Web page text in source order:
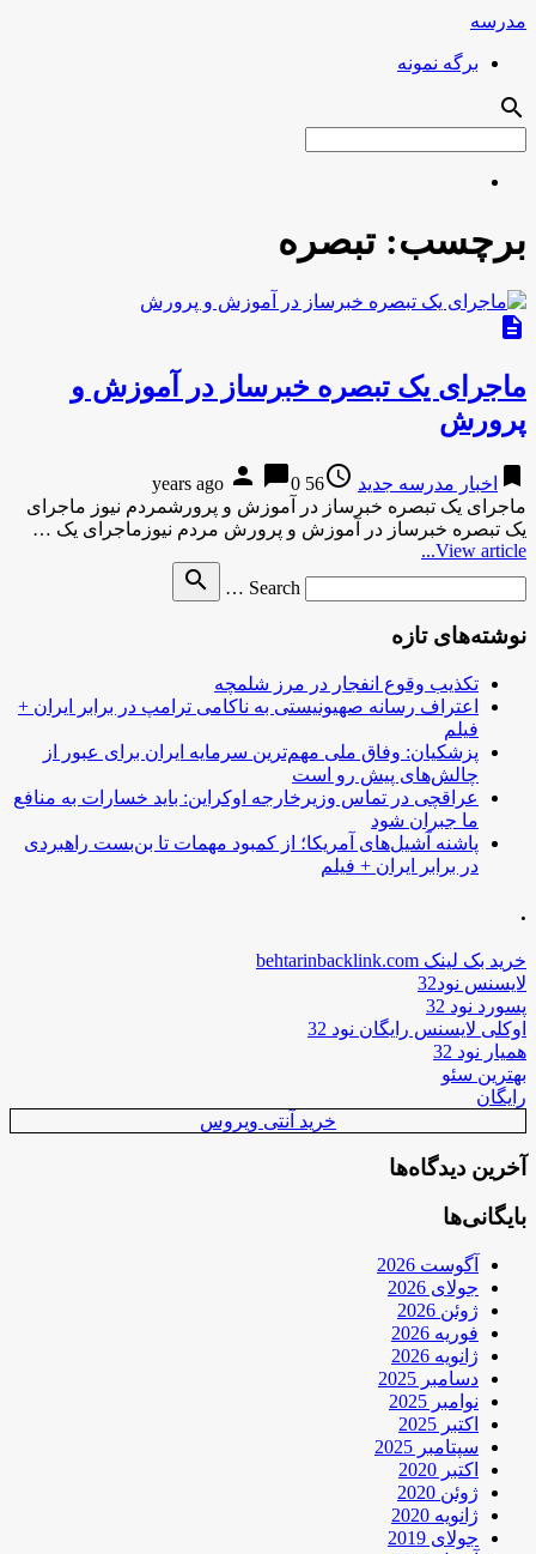
مدرسه
برگه نمونه
search
برچسب:تبصره
description
ماجرای یک تبصره خبرساز در آموزش و
پرورش
bookmark اخبار مدرسه جدید access_time
56 years ago
person chat_bubble0
ماجرای یک تبصره خبرساز در آموزش و پرورشمردم نیوز ماجرای
یک تبصره خبرساز در آموزش و پرورش مردم نیوزماجرای یک …
View article...
Search …
search
نوشته‌های تازه
تکذیب وقوع انفجار در مرز شلمچه
اعتراف رسانه صهیونیستی به ناکامی ترامپ در برابر ایران +
فیلم
پزشکیان: وفاق ملی مهم‌ترین سرمایه ایران برای عبور از
چالش‌های پیش رو است
عراقچی در تماس وزیرخارجه اوکراین: باید خسارات به منافع
ما جبران شود
پاشنه آشیل‌های آمریکا؛ از کمبود مهمات تا بن‌بست راهبردی
در برابر ایران + فیلم
.
خرید بک لینک behtarinbacklink.com
لایسنس نود32
پسورد نود 32
اوکلی لایسنس رایگان نود 32
همیار نود 32
بهترین سئو
رایگان
خرید آنتی ویروس
آخرین دیدگاه‌ها
بایگانی‌ها
آگوست 2026
جولای 2026
ژوئن 2026
فوریه 2026
ژانویه 2026
دسامبر 2025
نوامبر 2025
اکتبر 2025
سپتامبر 2025
اکتبر 2020
ژوئن 2020
ژانویه 2020
جولای 2019